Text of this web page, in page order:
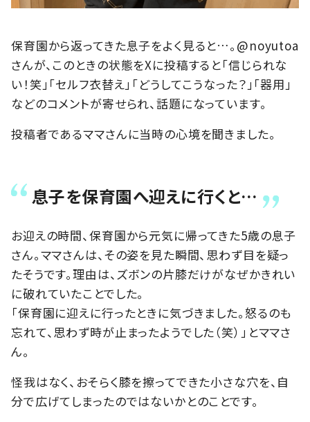
保育園から返ってきた息子をよく見ると…。@noyutoa
さんが、このときの状態をXに投稿すると「信じられな
い！笑」「セルフ衣替え」「どうしてこうなった？」「器用」
などのコメントが寄せられ、話題になっています。
投稿者であるママさんに当時の心境を聞きました。
息子を保育園へ迎えに行くと…
お迎えの時間、保育園から元気に帰ってきた5歳の息子
さん。ママさんは、その姿を見た瞬間、思わず目を疑っ
たそうです。理由は、ズボンの片膝だけがなぜかきれい
に破れていたことでした。
「保育園に迎えに行ったときに気づきました。怒るのも
忘れて、思わず時が止まったようでした（笑）」とママさ
ん。
怪我はなく、おそらく膝を擦ってできた小さな穴を、自
分で広げてしまったのではないかとのことです。